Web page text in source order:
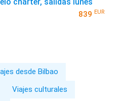
839 EUR
desde Bilbao
Viajes culturales